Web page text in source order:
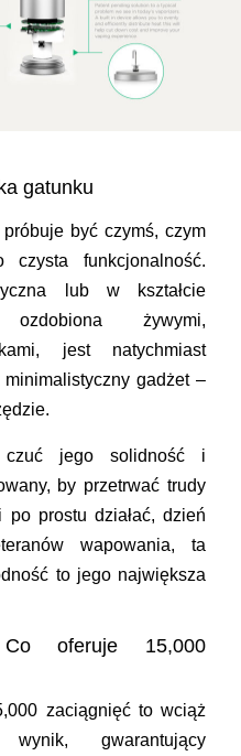
gatunku
być czymś, czym
funkcjonalność.
lub w kształcie
żywymi,
jest natychmiast
gadżet –
jego solidność i
by przetrwać trudy
prostu działać, dzień
wapowania, ta
to jego największa
oferuje 15,000
zaciągnięć to wciąż
gwarantujący